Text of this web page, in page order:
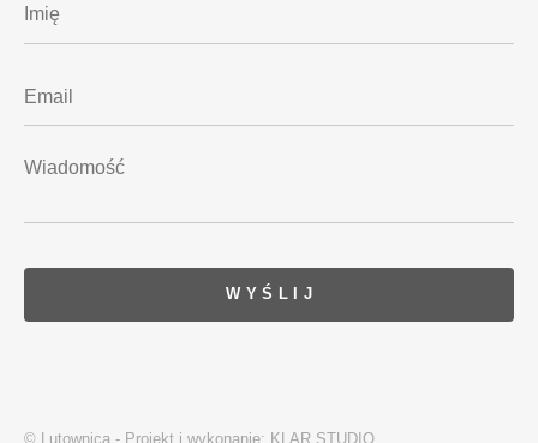
© Lutownica - Projekt i wykonanie: KLAR STUDIO